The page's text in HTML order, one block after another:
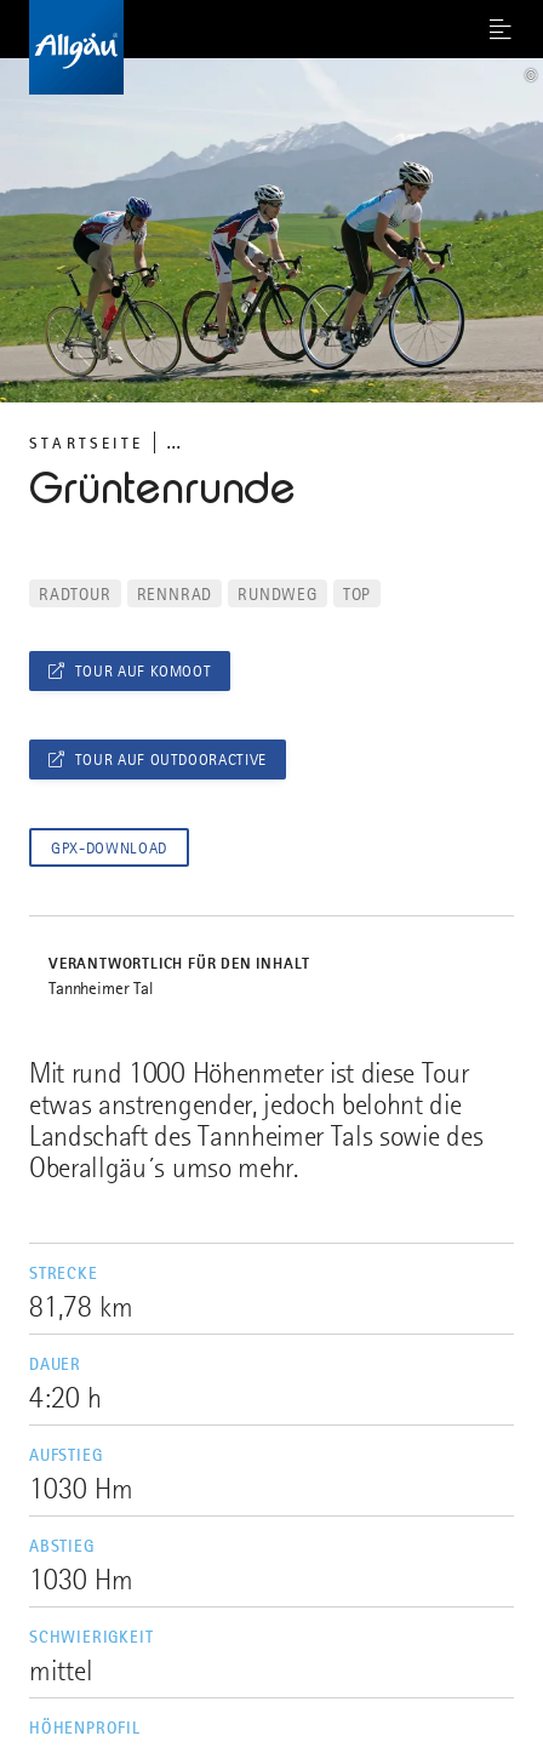
Menu
STARTSEITE ...
Grüntenrunde
©
Mit rund 1000 Höhenmeter ist diese Tour
etwas anstrengender, jedoch belohnt die
Landschaft des Tannheimer Tals sowie des
Oberallgäu´s umso mehr.
STRECKE
81,78 km
DAUER
4:20 h
AUFSTIEG
1030 Hm
ABSTIEG
1030 Hm
SCHWIERIGKEIT
mittel
HÖHENPROFIL
RADTOUR RENNRAD RUNDWEG TOP
TOUR AUF KOMOOT
TOUR AUF OUTDOORACTIVE
GPX-DOWNLOAD
VERANTWORTLICH FÜR DEN INHALT
Tannheimer Tal